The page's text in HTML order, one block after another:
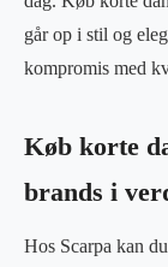
går op i stil og
kompromis med
Køb korte
brands i
Hos Scarpa kan